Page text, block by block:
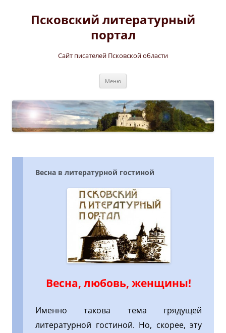
содержимому
Псковский литературный
портал
Сайт писателей Псковской области
Меню
Весна в литературной гостиной
Весна, любовь, женщины!
Именно такова тема грядущей
литературной гостиной. Но, скорее, эту